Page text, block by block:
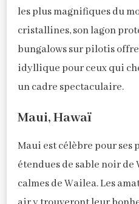
les plus magnifiques du
cristallines, son lagon
bungalows sur pilotis
idyllique pour ceux qui
un cadre spectaculaire.
Maui, Hawaï
Maui est célèbre pour ses
étendues de sable noir de
calmes de Wailea. Les